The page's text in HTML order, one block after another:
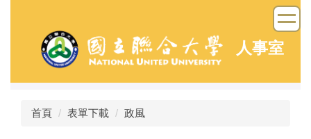
容
人事室
首頁 表單下載 政風